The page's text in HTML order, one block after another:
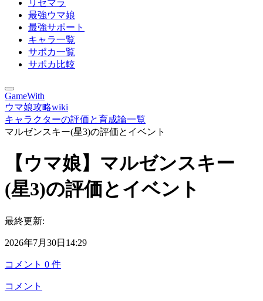
リセマラ
最強ウマ娘
最強サポート
キャラ一覧
サポカ一覧
サポカ比較
GameWith
ウマ娘攻略wiki
キャラクターの評価と育成論一覧
マルゼンスキー(星3)の評価とイベント
【ウマ娘】マルゼンスキー
(星3)の評価とイベント
最終更新:
2026年7月30日14:29
コメント 0 件
コメント